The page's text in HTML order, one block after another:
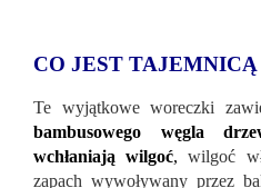
CO JEST TAJEMNICĄ
Te wyjątkowe woreczki
bambusowego węgla
wchłaniają wilgoć, wilgoć
zapach wywoływany przez